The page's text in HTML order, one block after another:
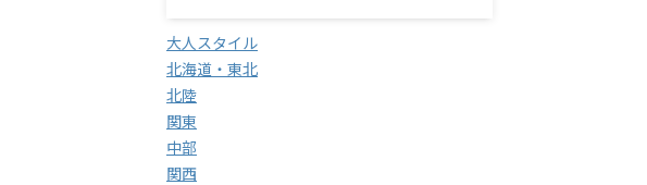
大人スタイル
北海道・東北
北陸
関東
中部
関西